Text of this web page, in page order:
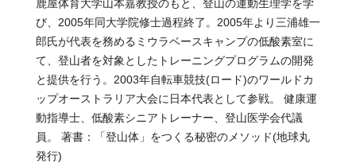
鹿屋体育大学山本嘉教授のもと、登山の運動生理学を学
び、2005年同大学院修士過程終了。2005年より三浦雄一
郎氏が代表を務めるミウラベースキャンプの低酸素室に
て、登山者を対象としたトレーニングプログラムの開発
と提供を行う。2003年自転車競技(ロード)のワールドカ
ップオーストラリア大会に日本代表として参戦。 健康運
動指導士、低酸素シニアトレーナー、登山医学会代議
員。 著書：「登山体」をつくる秘密のメソッド(地球丸
発行)